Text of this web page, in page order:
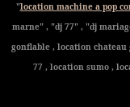
"location machine a pop
marne" , "dj 77" , "dj
gonflable , location
77 , location sumo ,